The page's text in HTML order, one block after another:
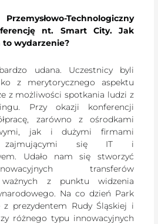
Technologiczny
nt. Smart City. Jak
wydarzenie?
udana. Uczestnicy byli
z merytorycznego aspektu
z możliwości spotkania ludzi z
Przy okazji konferencji
zarówno z ośrodkami
jak i dużymi firmami
zajmującymi się IT i
Udało nam się stworzyć
transferów
ważnych z punktu widzenia
Na co dzień Park
z prezydentem Rudy Śląskiej i
różnego typu innowacyjnych